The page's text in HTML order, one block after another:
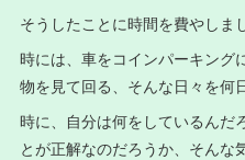
そうしたことに時間を費やしま
時には、車をコインパーキング
物を見て回る、そんな日々を何
時に、自分は何をしているんだ
とが正解なのだろうか、そんな